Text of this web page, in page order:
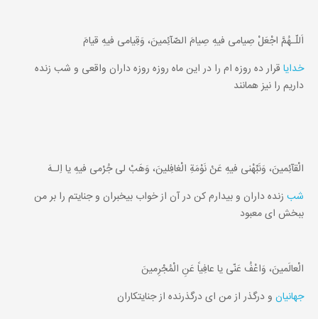
اَللّـهُمَّ اجْعَلْ صِيامى فيهِ صِيامَ الصّآئِمينَ، وَقِيامى فيهِ قيامَ
خدايا قرار ده روزه ام را در اين ماه روزه روزه داران واقعى و شب زنده
داريم را نيز همانند
الْقآئِمينَ، وَنَبِّهْنى فيهِ عَنْ نَوْمَةِ الْغافِلينَ، وَهَبْ لى جُرْمى فيهِ يا اِلـهَ
شب زنده داران و بيدارم كن در آن از خواب بيخبران و جنايتم را بر من
ببخش اى معبود
الْعالَمينَ، وَاعْفُ عَنّى يا عافِياً عَنِ الْمُجْرِمينَ
جهانيان و درگذر از من اى درگذرنده از جنايتكاران